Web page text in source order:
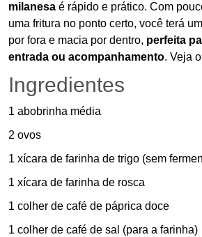
milanesa é rápido e prático. Com
uma fritura no ponto certo, você terá
por fora e macia por dentro, perfeita
entrada ou acompanhamento. Veja
Ingredientes
1 abobrinha média
2 ovos
1 xícara de farinha de trigo (sem
1 xícara de farinha de rosca
1 colher de café de páprica doce
1 colher de café de sal (para a farinha)